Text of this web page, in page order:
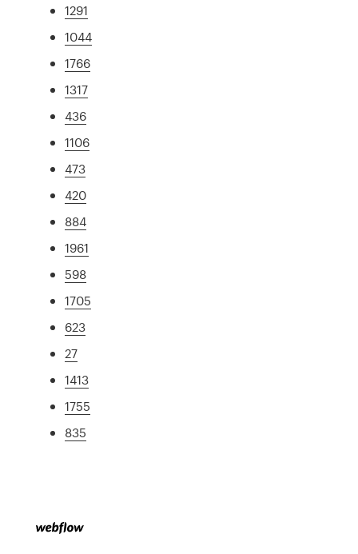
1291
1044
1766
1317
436
1106
473
420
884
1961
598
1705
623
27
1413
1755
835